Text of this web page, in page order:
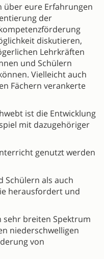
über eure Erfahrungen
der
diskutieren,
Lehrkräften
und Schülern
Vielleicht auch
Fächern verankerte
ist die Entwicklung
mit dazugehöriger
genutzt werden
Schülern als auch
herausfordert und
breiten Spektrum
niederschwelligen
von